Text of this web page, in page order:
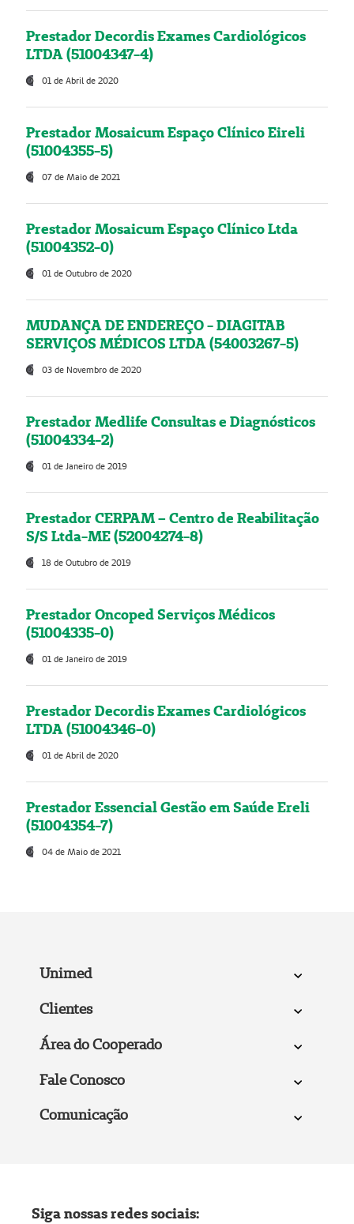
Prestador Decordis Exames Cardiológicos
LTDA (51004347-4)
01 de Abril de 2020
Prestador Mosaicum Espaço Clínico Eireli
(51004355-5)
07 de Maio de 2021
Prestador Mosaicum Espaço Clínico Ltda
(51004352-0)
01 de Outubro de 2020
MUDANÇA DE ENDEREÇO - DIAGITAB
SERVIÇOS MÉDICOS LTDA (54003267-5)
03 de Novembro de 2020
Prestador Medlife Consultas e Diagnósticos
(51004334-2)
01 de Janeiro de 2019
Prestador CERPAM – Centro de Reabilitação
S/S Ltda-ME (52004274-8)
18 de Outubro de 2019
Prestador Oncoped Serviços Médicos
(51004335-0)
01 de Janeiro de 2019
Prestador Decordis Exames Cardiológicos
LTDA (51004346-0)
01 de Abril de 2020
Prestador Essencial Gestão em Saúde Ereli
(51004354-7)
04 de Maio de 2021
Unimed
Clientes
Área do Cooperado
Fale Conosco
Comunicação
Siga nossas redes sociais: